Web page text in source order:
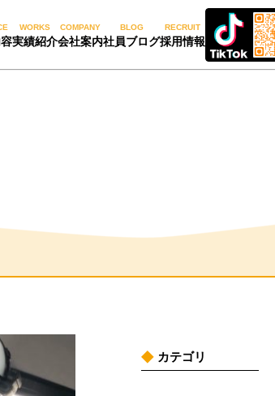
WORKS
実績紹介
COMPANY
会社案内
BLOG
社員ブログ
RECRUIT
採用情報
カテゴリ